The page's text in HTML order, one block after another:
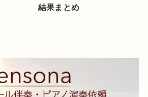
結果まとめ